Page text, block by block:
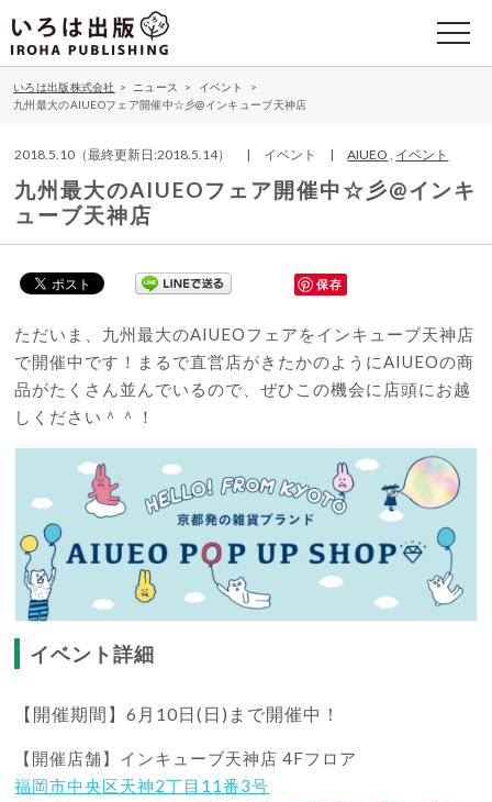
いろは出版株式会社 > ニュース > イベント
>
九州最大のAIUEOフェア開催中☆彡@インキューブ天神店
2018.5.10（最終更新日:2018.5.14） | イベント |AIUEO , イベント
九州最大のAIUEOフェア開催中☆彡@インキ
ューブ天神店
保存
ただいま、九州最大のAIUEOフェアをインキューブ天神店
で開催中です！まるで直営店がきたかのようにAIUEOの商
品がたくさん並んでいるので、ぜひこの機会に店頭にお越
しください＾＾！
イベント詳細
【開催期間】6月10日(日)まで開催中！
【開催店舗】インキューブ天神店 4Fフロア
福岡市中央区天神2丁目11番3号